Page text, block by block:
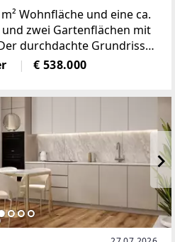
Wohnfläche und eine ca.
und zwei Gartenflächen mit
durchdachte Grundriss
verbindet eine offene
Privat- und
€ 538.000